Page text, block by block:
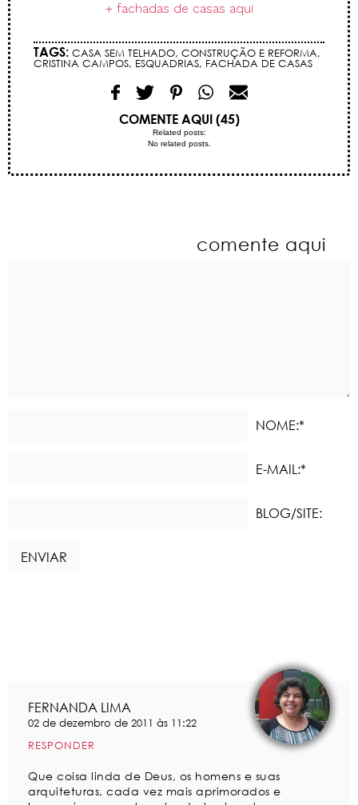
+ fachadas de casas aqui
TAGS: CASA SEM TELHADO, CONSTRUÇÃO E REFORMA,
CRISTINA CAMPOS, ESQUADRIAS, FACHADA DE CASAS
COMENTE AQUI (45)
Related posts:
No related posts.
comente aqui
NOME:*
E-MAIL:*
BLOG/SITE:
FERNANDA LIMA
02 de dezembro de 2011 às 11:22
RESPONDER
Que coisa linda de Deus, os homens e suas
arquiteturas, cada vez mais aprimorados e